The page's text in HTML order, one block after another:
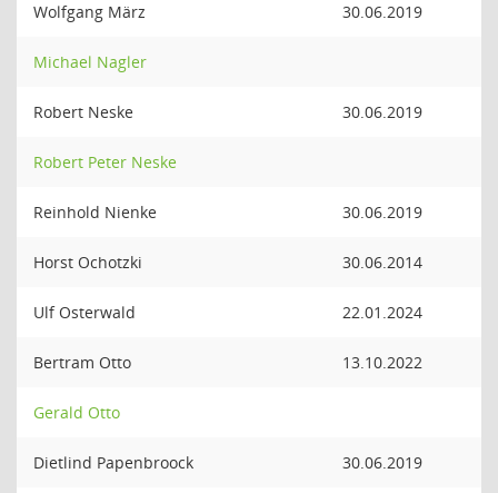
Wolfgang März 30.06.2019
Michael Nagler
Robert Neske 30.06.2019
Robert Peter Neske
Reinhold Nienke 30.06.2019
Horst Ochotzki 30.06.2014
Ulf Osterwald 22.01.2024
Bertram Otto 13.10.2022
Gerald Otto
Dietlind Papenbroock 30.06.2019